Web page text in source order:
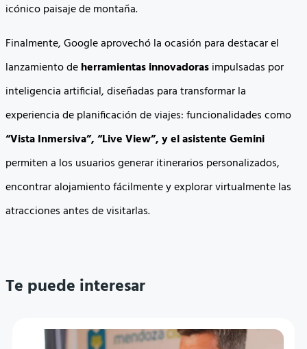
icónico paisaje de montaña.
Finalmente, Google aprovechó la ocasión para destacar el
lanzamiento deherramientas innovadorasimpulsadas por
inteligencia artificial, diseñadas para transformar la
experiencia de planificación de viajes: funcionalidades como
“Vista Inmersiva”, “Live View”, y el asistente Gemini
permiten a los usuarios generar itinerarios personalizados,
encontrar alojamiento fácilmente y explorar virtualmente las
atracciones antes de visitarlas.
Te puede interesar